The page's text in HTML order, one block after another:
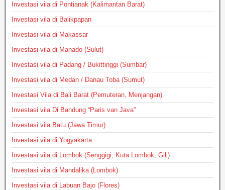
Investasi vila di Pontianak (Kalimantan Barat)
Investasi vila di Balikpapan
Investasi vila di Makassar
Investasi vila di Manado (Sulut)
Investasi vila di Padang / Bukittinggi (Sumbar)
Investasi vila di Medan / Danau Toba (Sumut)
Investasi Vila di Bali Barat (Pemuteran, Menjangan)
Investasi vila Di Bandung “Paris van Java”
Investasi vila Batu (Jawa Timur)
Investasi vila di Yogyakarta
Investasi vila di Lombok (Senggigi, Kuta Lombok, Gili)
Investasi vila di Mandalika (Lombok)
Investasi vila di Labuan Bajo (Flores)